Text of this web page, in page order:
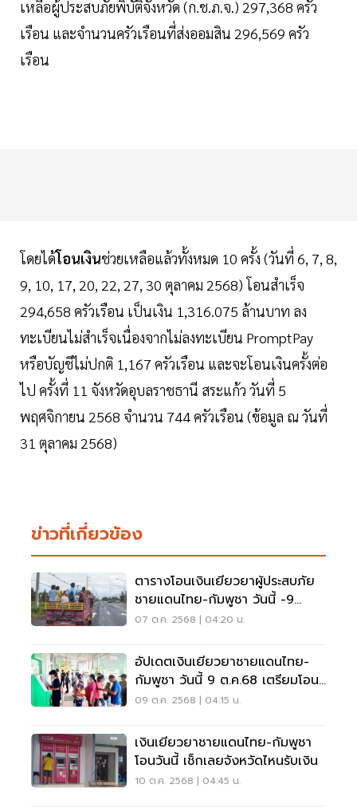
เหลือผู้ประสบภัยพิบัติจังหวัด (ก.ช.ภ.จ.) 297,368 ครัว
เรือน และจำนวนครัวเรือนที่ส่งออมสิน 296,569 ครัว
เรือน
โดยได้โอนเงินช่วยเหลือแล้วทั้งหมด 10 ครั้ง (วันที่ 6, 7, 8,
9, 10, 17, 20, 22, 27, 30 ตุลาคม 2568) โอนสำเร็จ
294,658 ครัวเรือน เป็นเงิน 1,316.075 ล้านบาท ลง
ทะเบียนไม่สำเร็จเนื่องจากไม่ลงทะเบียน PromptPay
หรือบัญชีไม่ปกติ 1,167 ครัวเรือน และจะโอนเงินครั้งต่อ
ไป ครั้งที่ 11 จังหวัดอุบลราชธานี สระแก้ว วันที่ 5
พฤศจิกายน 2568 จำนวน 744 ครัวเรือน (ข้อมูล ณ วันที่
31 ตุลาคม 2568)
ข่าวที่เกี่ยวข้อง
ตารางโอนเงินเยียวยาผู้ประสบภัย
ชายแดนไทย-กัมพูชา วันนี้ -9
ต.ค.68
07 ต.ค. 2568 | 04:20 น.
อัปเดตเงินเยียวยาชายแดนไทย-
กัมพูชา วันนี้ 9 ต.ค.68 เตรียมโอน
ครั้งที่ 4
09 ต.ค. 2568 | 04:15 น.
เงินเยียวยาชายแดนไทย-กัมพูชา
โอนวันนี้ เช็กเลยจังหวัดไหนรับเงิน
10 ต.ค. 2568 | 04:45 น.